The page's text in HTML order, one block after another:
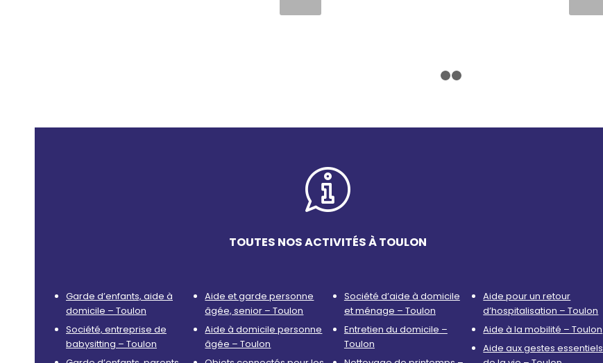
TOUTES NOS ACTIVITÉS À TOULON
Garde d’enfants, aide à
domicile – Toulon
Société, entreprise de
babysitting – Toulon
Aide et garde personne
âgée, senior – Toulon
Aide à domicile personne
âgée – Toulon
Société d’aide à domicile
et ménage – Toulon
Entretien du domicile –
Toulon
Aide pour un retour
d’hospitalisation – Toulon
Aide à la mobilité – Toulon
Aide aux gestes essentiels